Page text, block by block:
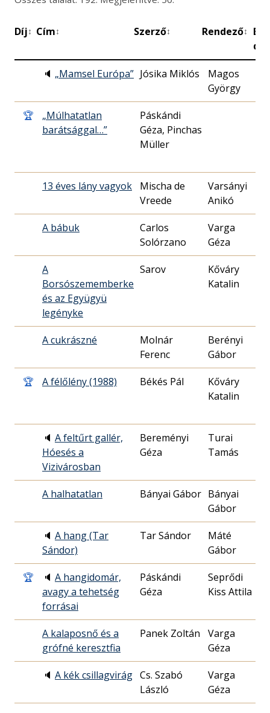
Díj↕ Cím↕ Szerző↕ Rendező↕
🔈 „Mamsel Európa” Jósika Miklós
Magos
György
🏆
„Múlhatatlan
barátsággal…”
Páskándi
Géza, Pinchas
Müller
13 éves lány vagyok
Mischa de
Vreede
Varsányi
Anikó
A bábuk
Carlos
Solórzano
Varga
Géza
A
Borsószememberke
és az Együgyü
legényke
Sarov
Kőváry
Katalin
A cukrászné
Molnár
Ferenc
Berényi
Gábor
🏆 A félőlény (1988) Békés Pál
Kőváry
Katalin
🔈 A feltűrt gallér,
Hóesés a
Vizivárosban
Bereményi
Géza
Turai
Tamás
A halhatatlan Bányai Gábor Bányai
Gábor
🔈 A hang (Tar
Sándor)
Tar Sándor
Máté
Gábor
🏆 🔈 A hangidomár,
avagy a tehetség
forrásai
Páskándi
Géza
Seprődi
Kiss Attila
A kalaposnő és a
grófné keresztfia
Panek Zoltán
Varga
Géza
🔈 A kék csillagvirág Cs. Szabó
László
Varga
Géza